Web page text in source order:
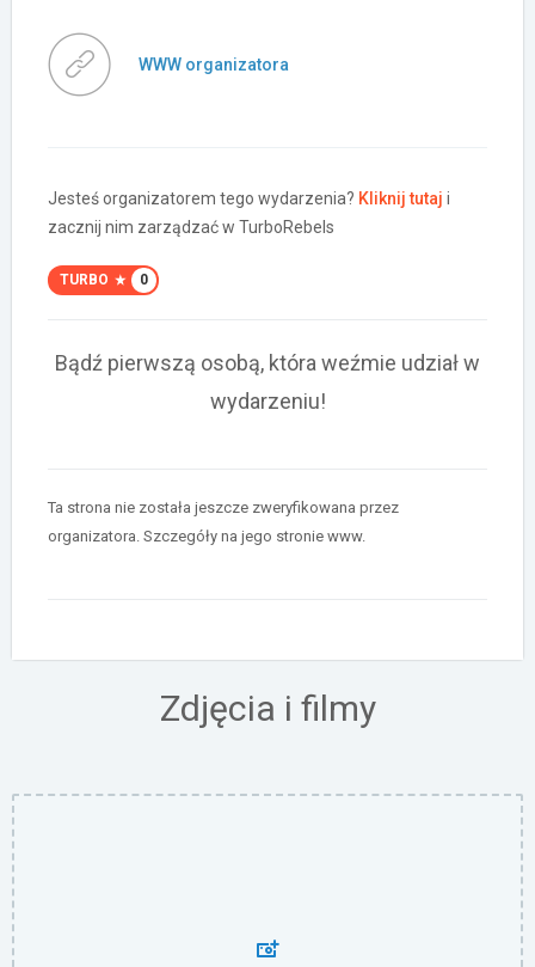
WWW organizatora
Jesteś organizatorem tego wydarzenia? Kliknij tutaj i
zacznij nim zarządzać w TurboRebels
TURBO 0
Bądź pierwszą osobą, która weźmie udział w
wydarzeniu!
Ta strona nie została jeszcze zweryfikowana przez
organizatora. Szczegóły na jego stronie www.
Zdjęcia i filmy